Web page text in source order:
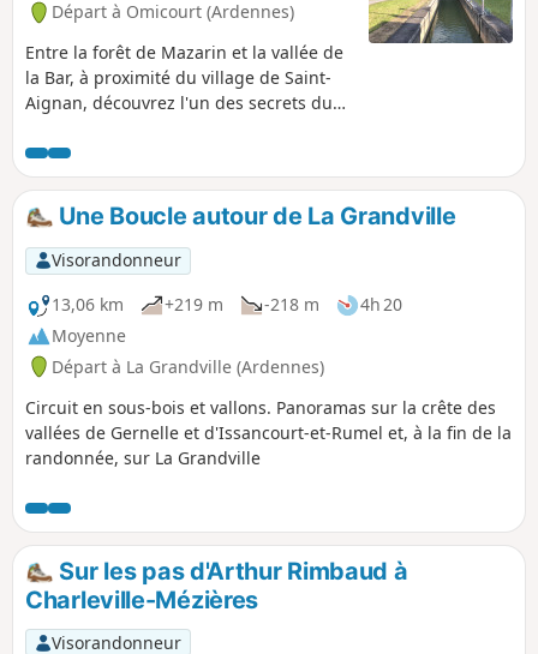
Départ à Omicourt (Ardennes)
Entre la forêt de Mazarin et la vallée de
la Bar, à proximité du village de Saint-
Aignan, découvrez l'un des secrets du
détours passe sous la montagne. Une
belle petite balade à faire en famille en
faisant ououhhhh pour faire résonner
l'écho dans le tunnel fluvial.
Une Boucle autour de La Grandville
Visorandonneur
13,06 km
+219 m -218 m
4h 20
Moyenne
Départ à La Grandville (Ardennes)
Circuit en sous-bois et vallons. Panoramas sur la crête des
vallées de Gernelle et d'Issancourt-et-Rumel et, à la fin de la
randonnée, sur La Grandville
Sur les pas d'Arthur Rimbaud à
Charleville-Mézières
Visorandonneur